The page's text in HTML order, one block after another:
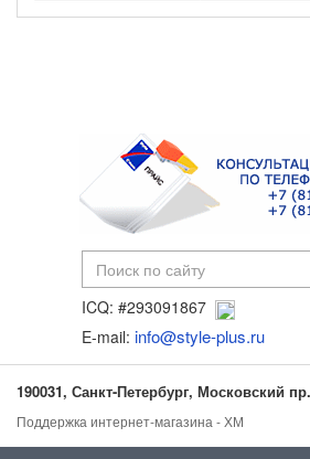
ICQ: #293091867
E-mail: info@style-plus.ru
190031, Санкт-Петербург, Московский
Поддержка интернет-магазина - ХМ